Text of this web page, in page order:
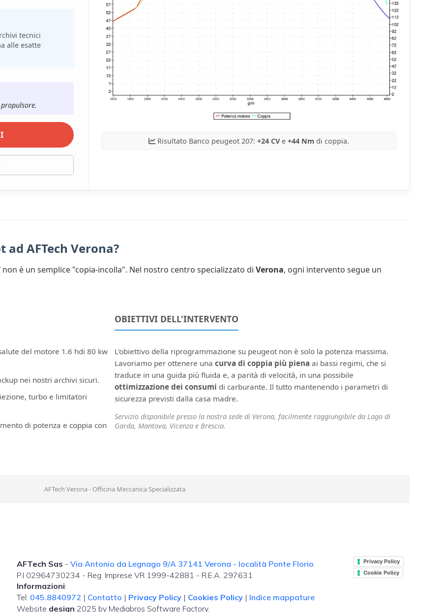
tecnici
alle esatte
Risultato Banco peugeot 207:+24 CVe+44 Nm di coppia.
AFTech Verona?
non è un semplice "copia-incolla". Nel nostro centro specializzato di Verona, ogni intervento segue un
del motore 1.6 hdi 80 kw
nei nostri archivi sicuri.
turbo e limitatori
di potenza e coppia con
OBIETTIVI DELL'INTERVENTO
L'obiettivo della riprogrammazione su peugeot non è solo la potenza massima.
Lavoriamo per ottenere una curva di coppia più piena ai bassi regimi, che si
traduce in una guida più fluida e, a parità di velocità, in una possibile
ottimizzazione dei consumi di carburante. Il tutto mantenendo i parametri di
sicurezza previsti dalla casa madre.
Servizio disponibile presso la nostra sede di Verona, facilmente raggiungibile da Lago di
Garda, Mantova, Vicenza e Brescia.
AFTech Verona - Officina Meccanica Specializzata
AFTech Sas -Via Antonio da Legnago 9/A 37141 Verona - località Ponte Florio.
P.I 02964730234 - Reg. Imprese VR 1999-42881 - R.E.A. 297631
Informazioni:
Tel. 045.8840972 | Contatto | Privacy Policy | Cookies Policy | Indice mappature
Website design 2025 by Mediabros Software Factory.
Privacy Policy
Cookie Policy